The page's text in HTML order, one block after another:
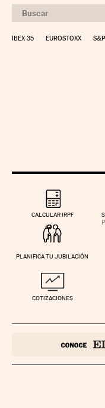
IBEX 35 EUROSTOXX
CALCULAR IRPF
PLANIFICA TU JUBILACIÓN
COTIZACIONES